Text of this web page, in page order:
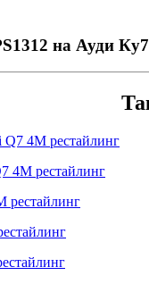
на Ауди
4M рестайлинг